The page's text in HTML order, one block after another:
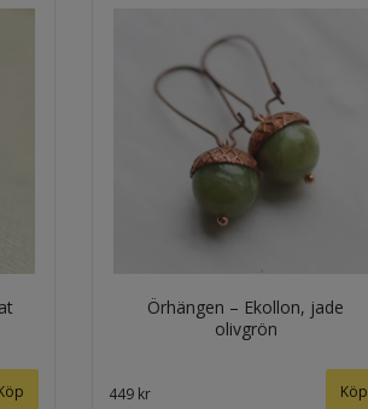
Örhängen – Ekollon, jade
olivgrön
449 kr Köp